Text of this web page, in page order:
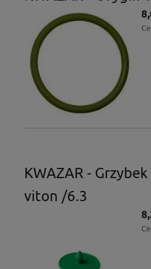
KWAZAR -
viton /6.3